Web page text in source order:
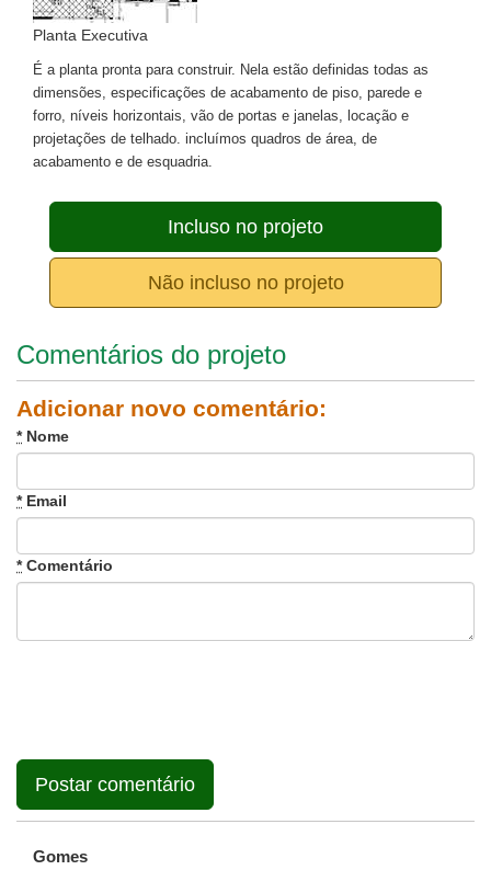
Planta Executiva
É a planta pronta para construir. Nela estão definidas todas as
dimensões, especificações de acabamento de piso, parede e
forro, níveis horizontais, vão de portas e janelas, locação e
projetações de telhado. incluímos quadros de área, de
acabamento e de esquadria.
Incluso no projeto
Não incluso no projeto
Comentários do projeto
Adicionar novo comentário:
*Nome
*Email
*Comentário
Gomes